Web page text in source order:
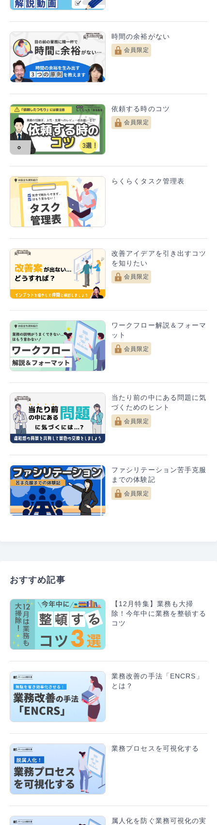
取り組み①：リモートワーク導入
取り組み②：従業員支援プログラム拡充
結果 ：専門的サポートとスキルアップの仕
組み化
----------------------------------------------------------
全体効果：社員満足度向上・企業全体の生産性向
上← 一番言いたい
Point
ここまでできたら、上長へ確認してもらうと◎ 資
料を作りこむ前に確認することで、手戻りが防げま
す
STEP4：スライドに落とし込むときのレイアウトをイメ
ージする
Point
う
各スライドで一番言いたいことをスライド上部に書
くことで、
このスライドでの内容がスッと入ってきます。
また、後の説明も理解しやすくなります。
長くて2行までにする
Point
メッセージはスライドの中で一番大きいフォントサ
イズにして目立たせる（18~20ptがおすすめ！）
3.準備ができたら魅せて伝えよう
以上が、資料作成前にやるべき重要な準備についての解
セスが効率的に進み、より魅力的で伝わりやすい資料を
作成することができます。
次回の講座では、「魅せて 伝える 資料作成講座～第3回
効果的なデザインの秘訣～」をお届けしますので、お楽
しみに！
時間の余裕がない
会員限定
依頼する時のコツ
会員限定
らくらくタスク管理表
改善アイデアを引き出すコツ
を知りたい
会員限定
ワークフロー解説＆フォーマ
ット
会員限定
当たり前の中にある問題に気
づくためのヒント
会員限定
ファシリテーション苦手克服
までの体験記
会員限定
おすすめ記事
【12月特集】業務も大掃
除！今年中に業務を整頓する
コツ
業務改善の手法「ENCRS」
とは？
業務プロセスを可視化する
属人化を防ぐ業務可視化の実